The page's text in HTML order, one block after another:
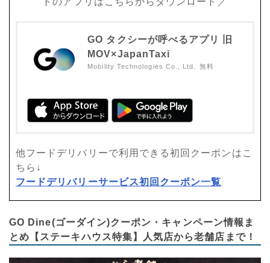
GO タクシーが呼べるアプリ 旧
MOV×JapanTaxi
Mobility Technologies Co., Ltd. 無料
他フードデリバリーで利用できる初回クーポンはこ
ちら↓
フードデリバリーサービス初回クーポン一覧
GO Dine(ゴーダイン)クーポン・キャンペーン情報ま
とめ【ステーキハウス特集】人気店から老舗店まで！